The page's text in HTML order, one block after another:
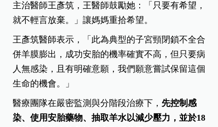
主治醫師王彥筑，王醫師鼓勵她：「只要有希望，
就不輕言放棄。」讓媽媽重拾希望。
王彥筑醫師表示，「此為典型的子宮頸閉鎖不全合
併羊膜膨出，成功安胎的機率確實不高，但只要病
人無感染，且有明確意願，我們願意嘗試保留這個
生命的機會。」
醫療團隊在嚴密監測與分階段治療下， 先控制感
染、使用安胎藥物、抽取羊水以減少壓力，並於18